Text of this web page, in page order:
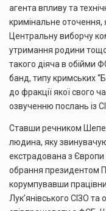
агента впливу та
кримінальне оточення,
Центральну виборчу
утримання родини
такого діяча в обійми
банд, типу кримських
до фракції якої свого
озвученню послань із
Ставши речником
людина, яку
екстрадована з Європи
обрання президентом
корумпувавши
Лук’янівського СІЗО